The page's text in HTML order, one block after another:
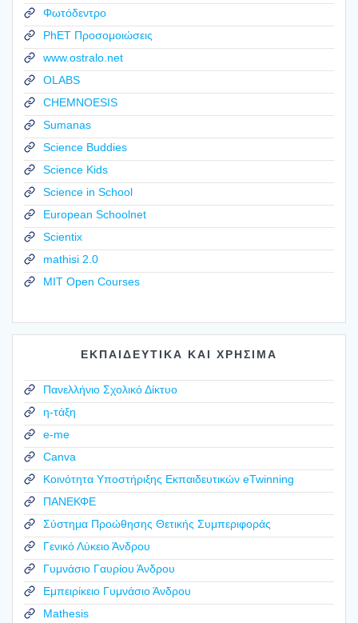
Φωτόδεντρο
PhET Προσομοιώσεις
www.ostralo.net
OLABS
CHEMNOESIS
Sumanas
Science Buddies
Science Kids
Science in School
European Schoolnet
Scientix
mathisi 2.0
MIT Open Courses
ΕΚΠΑΙΔΕΥΤΙΚΑ ΚΑΙ ΧΡΗΣΙΜΑ
Πανελλήνιο Σχολικό Δίκτυο
η-τάξη
e-me
Canva
Κοινότητα Υποστήριξης Εκπαιδευτικών eTwinning
ΠΑΝΕΚΦΕ
Σύστημα Προώθησης Θετικής Συμπεριφοράς
Γενικό Λύκειο Άνδρου
Γυμνάσιο Γαυρίου Άνδρου
Εμπειρίκειο Γυμνάσιο Άνδρου
Mathesis